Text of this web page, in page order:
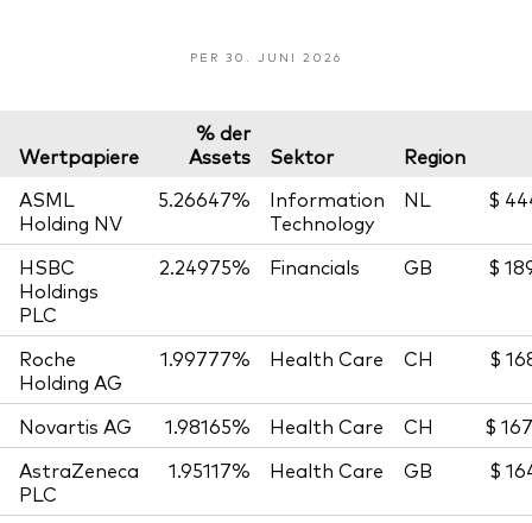
PER 30. JUNI 2026
Wertpapiere
% der
Assets
Sektor
Region
ASML
Holding NV
5.26647%
Information
Technology
NL $
HSBC
Holdings
PLC
2.24975% Financials GB $
Roche
Holding AG
1.99777% Health Care CH $
Novartis AG 1.98165% Health Care CH
$
AstraZeneca
PLC
1.95117% Health Care GB $